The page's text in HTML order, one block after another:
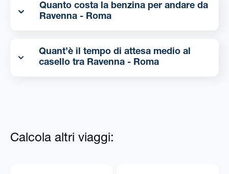
Quanto costa la benzina per andare da
Ravenna - Roma
Quant’è il tempo di attesa medio al
casello tra Ravenna - Roma
Calcola altri viaggi: